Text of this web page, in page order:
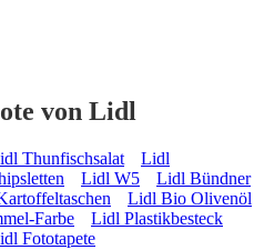
von Lidl
Thunfischsalat
Lidl
Lidl W5
Lidl Bündner
Lidl Bio Olivenöl
Farbe
Lidl Plastikbesteck
Fototapete